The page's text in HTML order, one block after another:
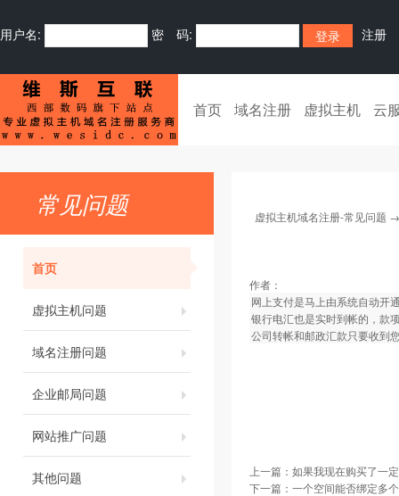
用户名: 密 码: 注册
首页 域名注册 虚拟主机 云
常见问题
首页
虚拟主机问题
域名注册问题
企业邮局问题
网站推广问题
其他问题
虚拟主机域名注册-常见问题
作者：
网上支付是马上由系统自动开
银行电汇也是实时到帐的，款
公司转帐和邮政汇款只要收到
上一篇： 如果我现在购买了一
下一篇： 一个空间能否绑定多